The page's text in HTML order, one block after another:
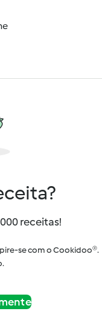
receitas!
se com o Cookidoo®.